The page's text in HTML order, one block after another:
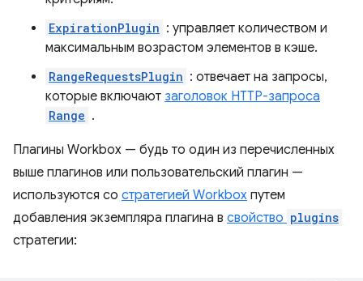
ExpirationPlugin : управляет количеством и
максимальным возрастом элементов в кэше.
RangeRequestsPlugin : отвечает на запросы,
которые включают заголовок HTTP-запроса
Range .
Плагины Workbox — будь то один из перечисленных
выше плагинов или пользовательский плагин —
используются со стратегией Workbox путем
добавления экземпляра плагина в свойство plugins
стратегии: